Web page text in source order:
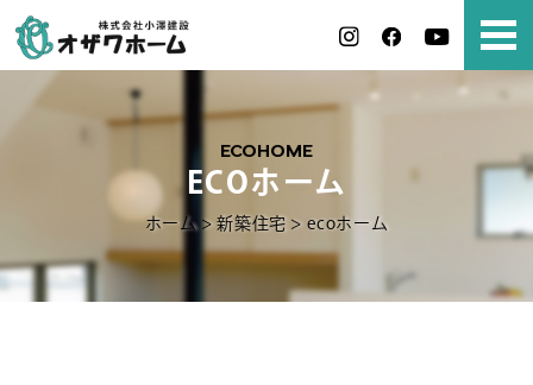
ECOHOME
ECOホーム
ホーム>新築住宅 > ecoホーム